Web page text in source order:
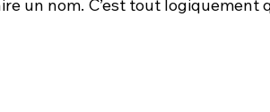
un nom. C’est tout logiquement